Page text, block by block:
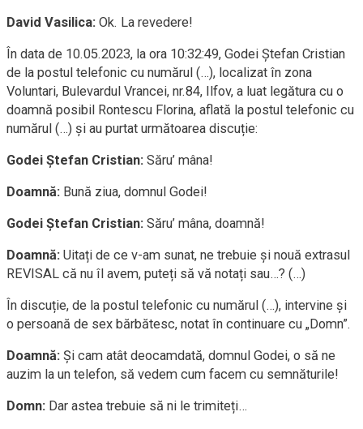
David Vasilica: Ok. La revedere!
În data de 10.05.2023, la ora 10:32:49, Godei Ștefan Cristian
de la postul telefonic cu numărul (…), localizat în zona
Voluntari, Bulevardul Vrancei, nr.84, Ilfov, a luat legătura cu o
doamnă posibil Rontescu Florina, aflată la postul telefonic cu
numărul (…) și au purtat următoarea discuție:
Godei Ștefan Cristian: Săru’ mâna!
Doamnă: Bună ziua, domnul Godei!
Godei Ștefan Cristian: Săru’ mâna, doamnă!
Doamnă: Uitați de ce v-am sunat, ne trebuie și nouă extrasul
REVISAL că nu îl avem, puteți să vă notați sau…? (…)
În discuție, de la postul telefonic cu numărul (…), intervine și
o persoană de sex bărbătesc, notat în continuare cu „Domn”.
Doamnă: Și cam atât deocamdată, domnul Godei, o să ne
auzim la un telefon, să vedem cum facem cu semnăturile!
Domn: Dar astea trebuie să ni le trimiteți…